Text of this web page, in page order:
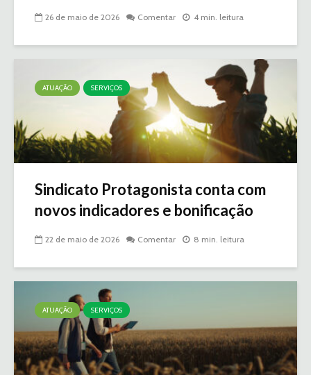
26 de maio de 2026 Comentar 4 min. leitura
ATUAÇÃO SERVIÇOS
Sindicato Protagonista conta com
novos indicadores e bonificação
22 de maio de 2026 Comentar 8 min. leitura
ATUAÇÃO SERVIÇOS